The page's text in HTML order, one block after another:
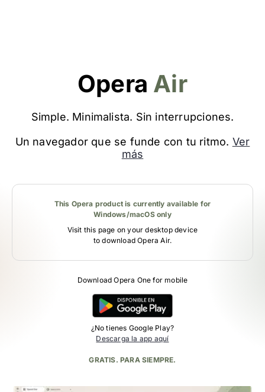
Opera Air
Simple. Minimalista. Sin interrupciones.
Un navegador que se funde con tu ritmo. Ver
más
This Opera product is currently available for
Windows/macOS only
Visit this page on your desktop device
to download Opera Air.
Download Opera One for mobile
¿No tienes Google Play?
Descarga la app aquí
GRATIS. PARA SIEMPRE.